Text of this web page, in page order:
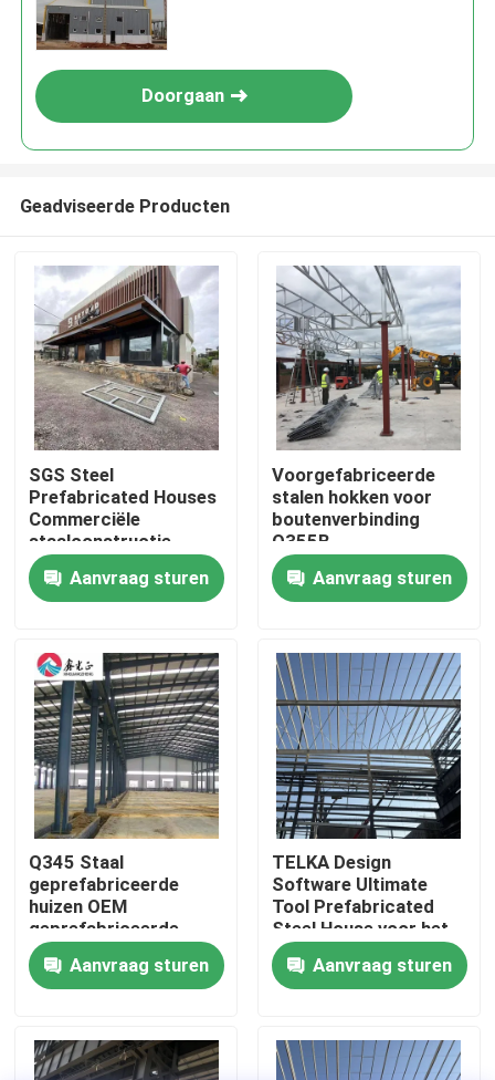
Huis
Producten
Over ons
Fabriekstocht
Kwaliteitscontrole
Neem contact met ons op
Nieuws
Gevallen
Staalconstructie magazijn
Doorgaan
Geadviseerde Producten
SGS Steel
Prefabricated Houses
Commerciële
staalconstructie
Prefab huis
Aanvraag sturen
Voorgefabriceerde
stalen hokken voor
boutenverbinding
Q355B
Voorgefabriceerde
metalen hokken
Aanvraag sturen
Q345 Staal
geprefabriceerde
huizen OEM
geprefabriceerde
staalconstructie
Aanvraag sturen
TELKA Design
Software Ultimate
Tool Prefabricated
Steel House voor het
ontwerpen van
residentiële stalen
huizen
Aanvraag sturen